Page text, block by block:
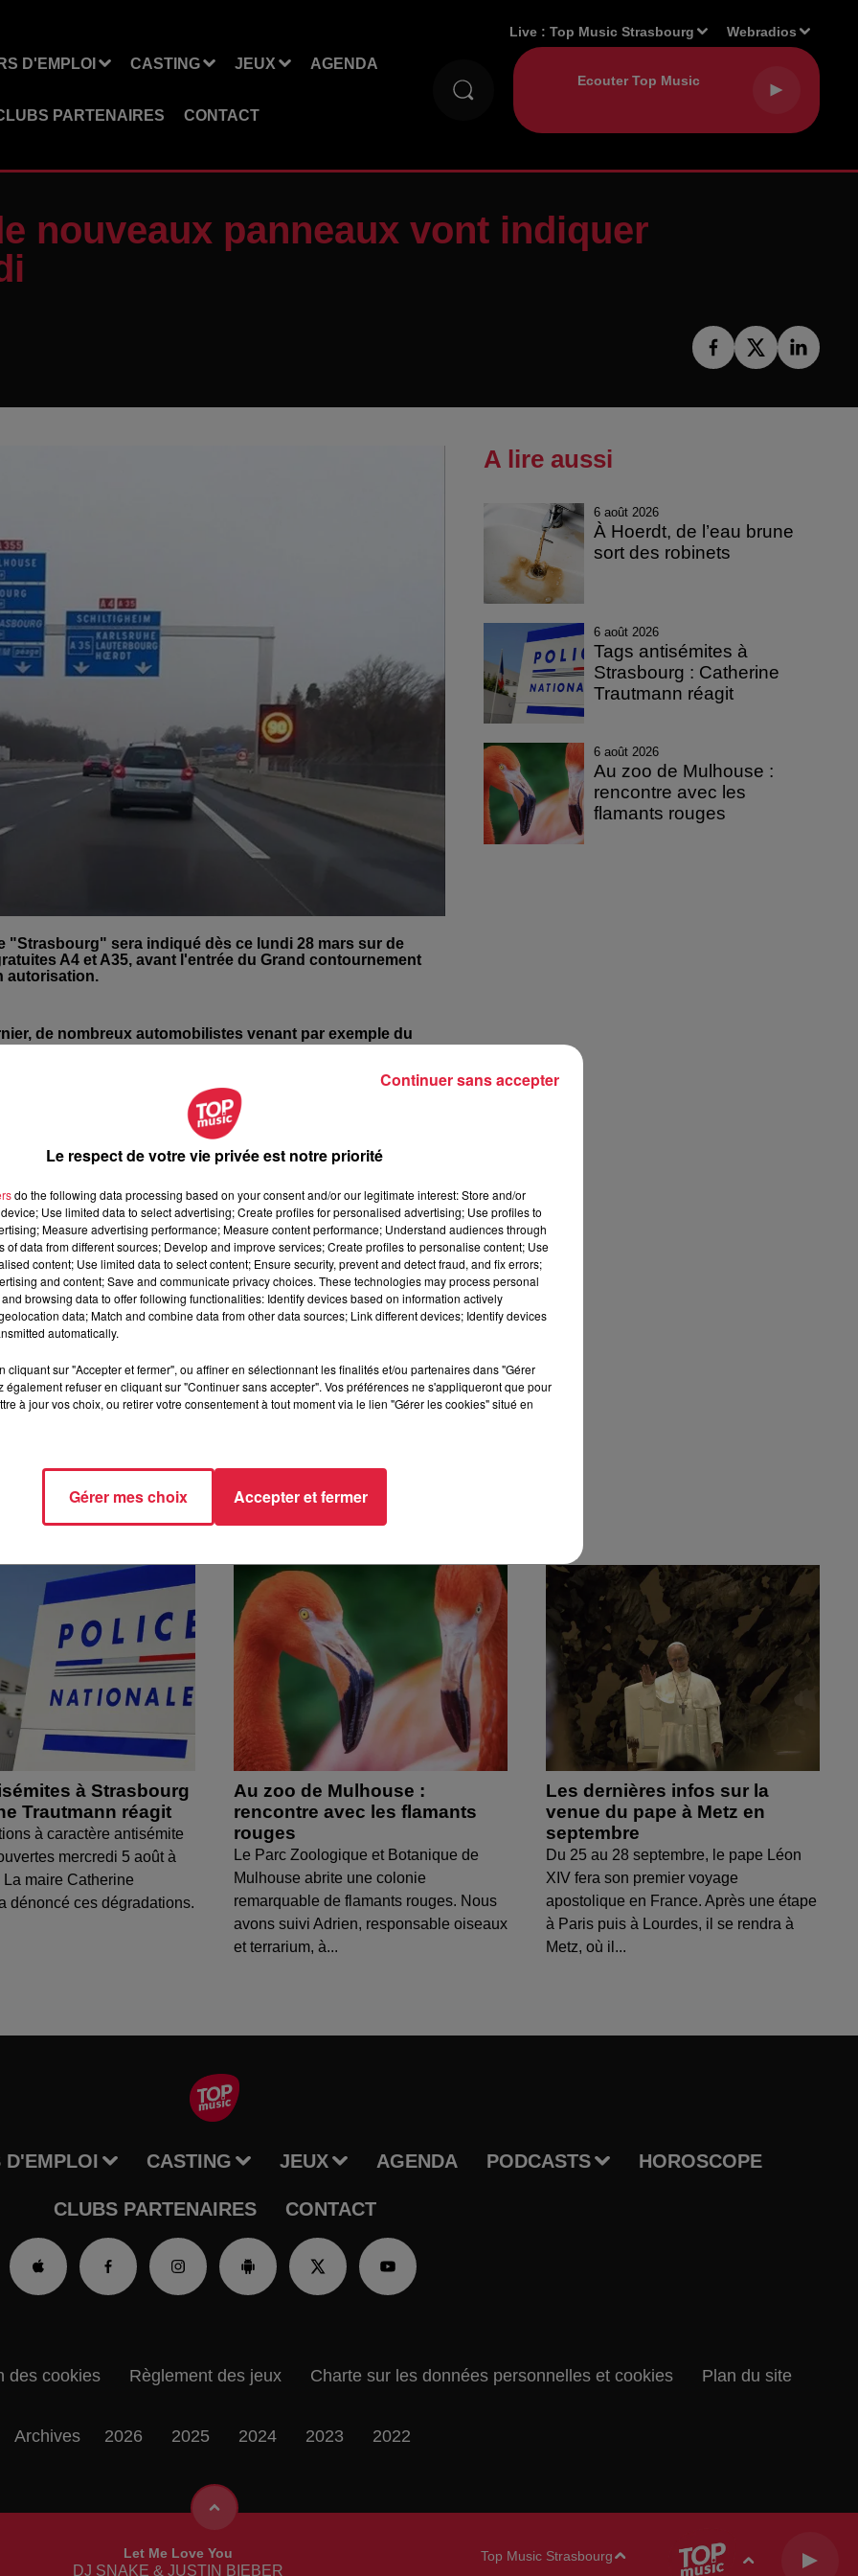
D'EMPLOI CASTING JEUX AGENDA
PARTENAIRES CONTACT
Live :Top Music Strasbourg Webradios
nouveaux panneaux vont indiquer
"Strasbourg" sera indiqué dès ce lundi 28 mars sur de
A4 et A35, avant l'entrée du Grand contournement
autorisation.
de nombreux automobilistes venant par exemple du
que les options Strasbourg péage ou
vers le GCO qui est payant.
des usagers de la M35 et de l'A35 de Strasbourg, pour
d'Innenheim et de l'échangeur de Hoerdt. Le collectif
Dalpra regrette de ne pas avoir été informé au préalable des
sera indiqué "Strasbourg-Sud suivre : Illkirch-
à 7h45 à Krautergersheim pour l'installation des
Anne-Sophie Martin
A lire aussi
6 août 2026
À Hoerdt, de l’eau brune
sort des robinets
6 août 2026
Tags antisémites à
Strasbourg : Catherine
Trautmann réagit
6 août 2026
Au zoo de Mulhouse :
rencontre avec les
flamants rouges
à Strasbourg
Trautmann réagit
à caractère antisémite
mercredi 5 août à
La maire Catherine
dénoncé ces dégradations.
Au zoo de Mulhouse :
rencontre avec les flamants
rouges
Le Parc Zoologique et Botanique de
Mulhouse abrite une colonie
remarquable de flamants rouges. Nous
avons suivi Adrien, responsable oiseaux
et terrarium, à...
Les dernières infos sur la
venue du pape à Metz en
septembre
Du 25 au 28 septembre, le pape Léon
XIV fera son premier voyage
apostolique en France. Après une étape
à Paris puis à Lourdes, il se rendra à
Metz, où il...
D'EMPLOI CASTING JEUX AGENDA PODCASTS HOROSCOPE
CLUBS PARTENAIRES CONTACT
Let Me Love You
DJ SNAKE & JUSTIN BIEBER
Top Music Strasbourg
des cookies Règlement des jeux Charte sur les données personnelles et cookies Plan du site
Archives 2026 2025 2024 2023 2022
Le respect de votre vie privée est notre priorité
do the following data processing based on your consent and/or our legitimate interest: Store and/or
Use limited data to select advertising; Create profiles for personalised advertising; Use profiles to
Measure advertising performance; Measure content performance; Understand audiences through
of data from different sources; Develop and improve services; Create profiles to personalise content; Use
content; Use limited data to select content; Ensure security, prevent and detect fraud, and fix errors;
and content; Save and communicate privacy choices. These technologies may process personal
browsing data to offer following functionalities: Identify devices based on information actively
data; Match and combine data from other data sources; Link different devices; Identify devices
automatically.
cliquant sur "Accepter et fermer", ou affiner en sélectionnant les finalités et/ou partenaires dans "Gérer
également refuser en cliquant sur "Continuer sans accepter". Vos préférences ne s'appliqueront que pour
à jour vos choix, ou retirer votre consentement à tout moment via le lien "Gérer les cookies" situé en
Gérer mes choix Accepter et fermer
Continuer sans accepter